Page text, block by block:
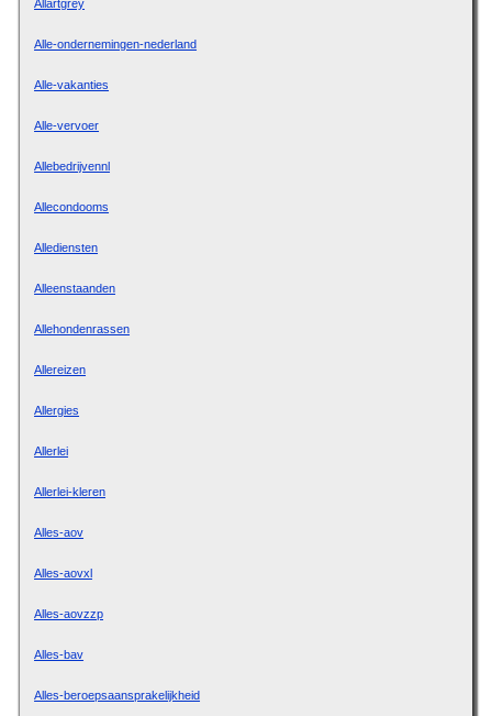
Allartgrey
Alle-ondernemingen-nederland
Alle-vakanties
Alle-vervoer
Allebedrijvennl
Allecondooms
Allediensten
Alleenstaanden
Allehondenrassen
Allereizen
Allergies
Allerlei
Allerlei-kleren
Alles-aov
Alles-aovxl
Alles-aovzzp
Alles-bav
Alles-beroepsaansprakelijkheid